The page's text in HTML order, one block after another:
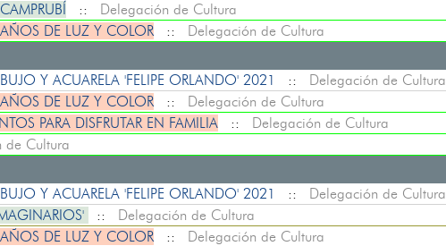
:: Delegación de Cultura
DE LUZ Y COLOR:: Delegación de Cultura
Y ACUARELA 'FELIPE ORLANDO' 2021
:: Delegación de Cultura
DE LUZ Y COLOR:: Delegación de Cultura
PARA DISFRUTAR EN FAMILIA:: Delegación de Cultura
de Cultura
Y ACUARELA 'FELIPE ORLANDO' 2021
:: Delegación de Cultura
:: Delegación de Cultura
DE LUZ Y COLOR:: Delegación de Cultura